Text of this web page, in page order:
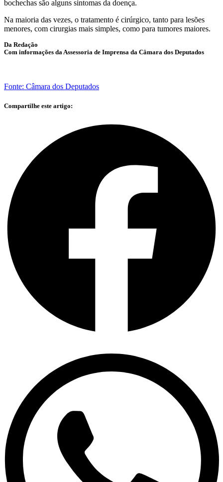
bochechas são alguns sintomas da doença.
Na maioria das vezes, o tratamento é cirúrgico, tanto para lesões
menores, com cirurgias mais simples, como para tumores maiores.
Da Redação
Com informações da Assessoria de Imprensa da Câmara dos Deputados
Fonte: Câmara dos Deputados
Compartilhe este artigo: